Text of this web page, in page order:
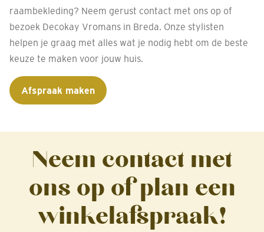
raambekleding? Neem gerust contact met ons op of
bezoek Decokay Vromans in Breda. Onze stylisten
helpen je graag met alles wat je nodig hebt om de beste
keuze te maken voor jouw huis.
Afspraak maken
Neem contact met
ons op of plan een
winkelafspraak!